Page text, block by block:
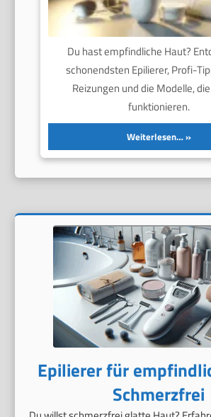
Du hast empfindliche Haut?
schonendsten Epilierer, Profi-
Reizungen und die Modelle,
funktionieren.
Weiterlesen…
Epilierer für
Schmerzfrei